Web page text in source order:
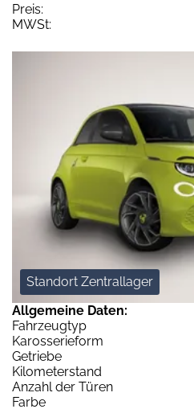
Preis:
MWSt:
Standort Zentrallager
Allgemeine Daten:
Fahrzeugtyp
Karosserieform
Getriebe
Kilometerstand
Anzahl der Türen
Farbe